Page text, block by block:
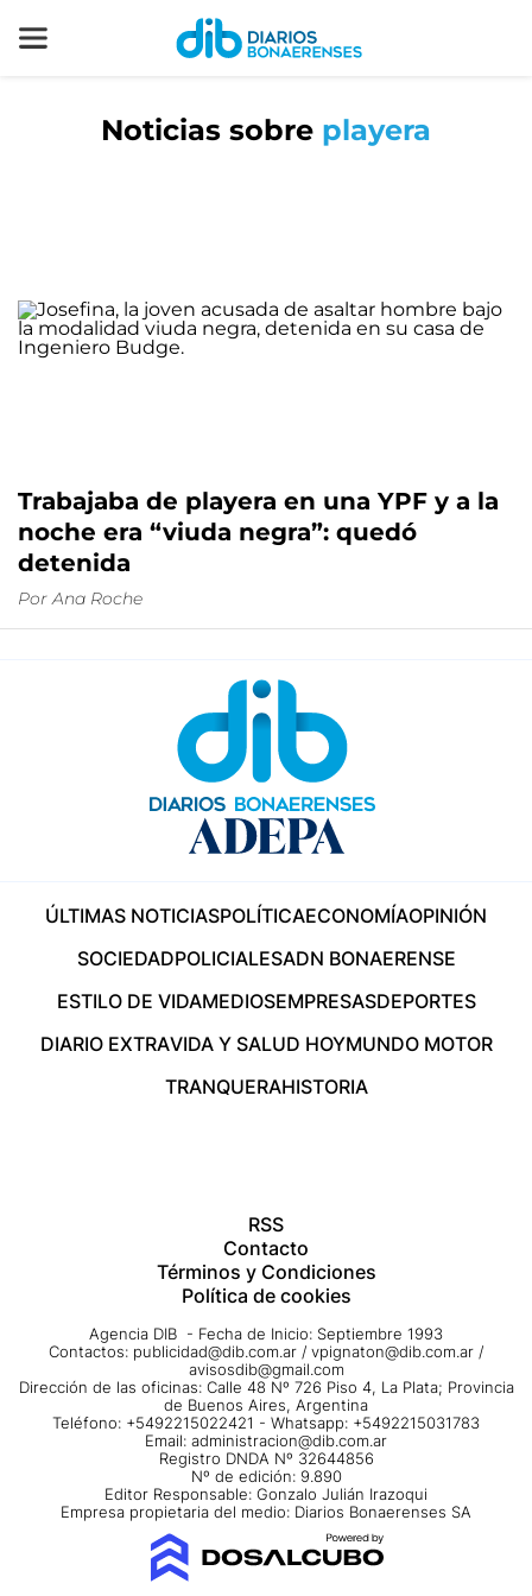
Noticias sobre playera
Trabajaba de playera en una YPF y a la
noche era “viuda negra”: quedó
detenida
Por Ana Roche
ÚLTIMAS NOTICIASPOLÍTICAECONOMÍAOPINIÓN
SOCIEDADPOLICIALESADN BONAERENSE
ESTILO DE VIDAMEDIOSEMPRESASDEPORTES
DIARIO EXTRAVIDA Y SALUD HOYMUNDO MOTOR
TRANQUERAHISTORIA
RSS
Contacto
Términos y Condiciones
Política de cookies
Agencia DIB - Fecha de Inicio: Septiembre 1993
Contactos: publicidad@dib.com.ar / vpignaton@dib.com.ar /
avisosdib@gmail.com
Dirección de las oficinas: Calle 48 Nº 726 Piso 4, La Plata; Provincia
de Buenos Aires, Argentina
Teléfono: +5492215022421 - Whatsapp: +5492215031783
Email: administracion@dib.com.ar
Registro DNDA Nº 32644856
Nº de edición: 9.890
Editor Responsable: Gonzalo Julián Irazoqui
Empresa propietaria del medio: Diarios Bonaerenses SA